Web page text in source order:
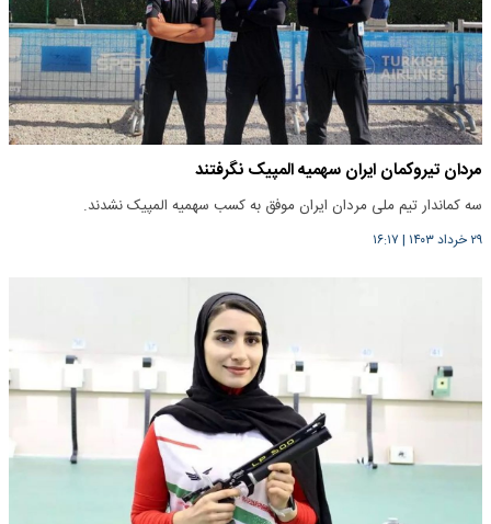
مردان تیروکمان ایران سهمیه المپیک نگرفتند
سه کماندار تیم ملی مردان ایران موفق به کسب سهمیه المپیک نشدند.
۲۹ خرداد ۱۴۰۳ | ۱۶:۱۷